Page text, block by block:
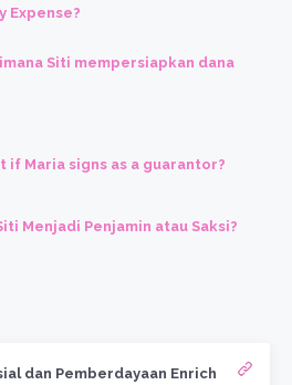
Expense?
Siti mempersiapkan dana
if Maria signs as a guarantor?
Menjadi Penjamin atau Saksi?
dan Pemberdayaan Enrich